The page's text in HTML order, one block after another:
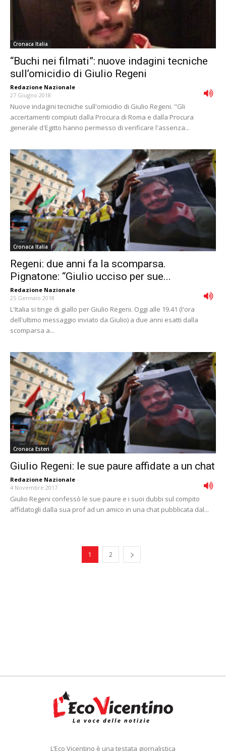
Cronaca Italia
“Buchi nei filmati”: nuove indagini tecniche
sull’omicidio di Giulio Regeni
Redazione Nazionale -
27 Giugno 2018
Nuove indagini tecniche sull'omicidio di Giulio Regeni. "Gli
accertamenti compiuti dalla Procura di Roma e dalla Procura
generale d'Egitto hanno permesso di verificare l'assenza...
Cronaca Italia
Regeni: due anni fa la scomparsa.
Pignatone: “Giulio ucciso per sue...
Redazione Nazionale -
25 Gennaio 2018
L'Italia si tinge di giallo per Giulio Regeni. Oggi alle 19.41 (l'ora
dell'ultimo messaggio inviato da Giulio) a due anni esatti dalla
scomparsa a...
Cronaca Esteri
Giulio Regeni: le sue paure affidate a un chat
Redazione Nazionale -
4 Novembre 2017
Giulio Regeni confessò le sue paure e i suoi dubbi sul compito
affidatogli dalla sua prof ad un amico in una chat pubblicata dal...
1 2
L’Eco Vicentino è una testata giornalistica